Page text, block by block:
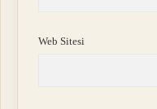
Web Sitesi